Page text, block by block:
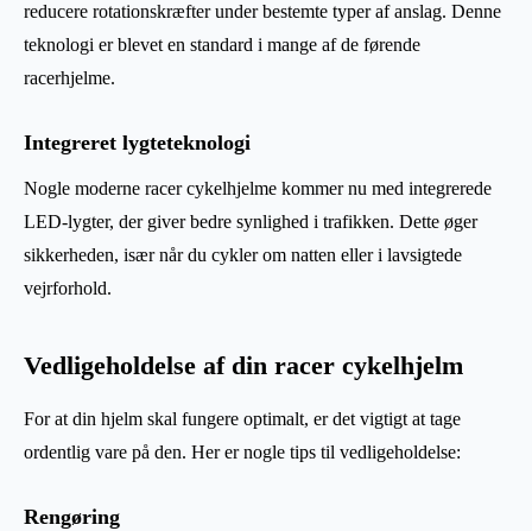
reducere rotationskræfter under bestemte typer af anslag. Denne
teknologi er blevet en standard i mange af de førende
racerhjelme.
Integreret lygteteknologi
Nogle moderne racer cykelhjelme kommer nu med integrerede
LED-lygter, der giver bedre synlighed i trafikken. Dette øger
sikkerheden, især når du cykler om natten eller i lavsigtede
vejrforhold.
Vedligeholdelse af din racer cykelhjelm
For at din hjelm skal fungere optimalt, er det vigtigt at tage
ordentlig vare på den. Her er nogle tips til vedligeholdelse:
Rengøring